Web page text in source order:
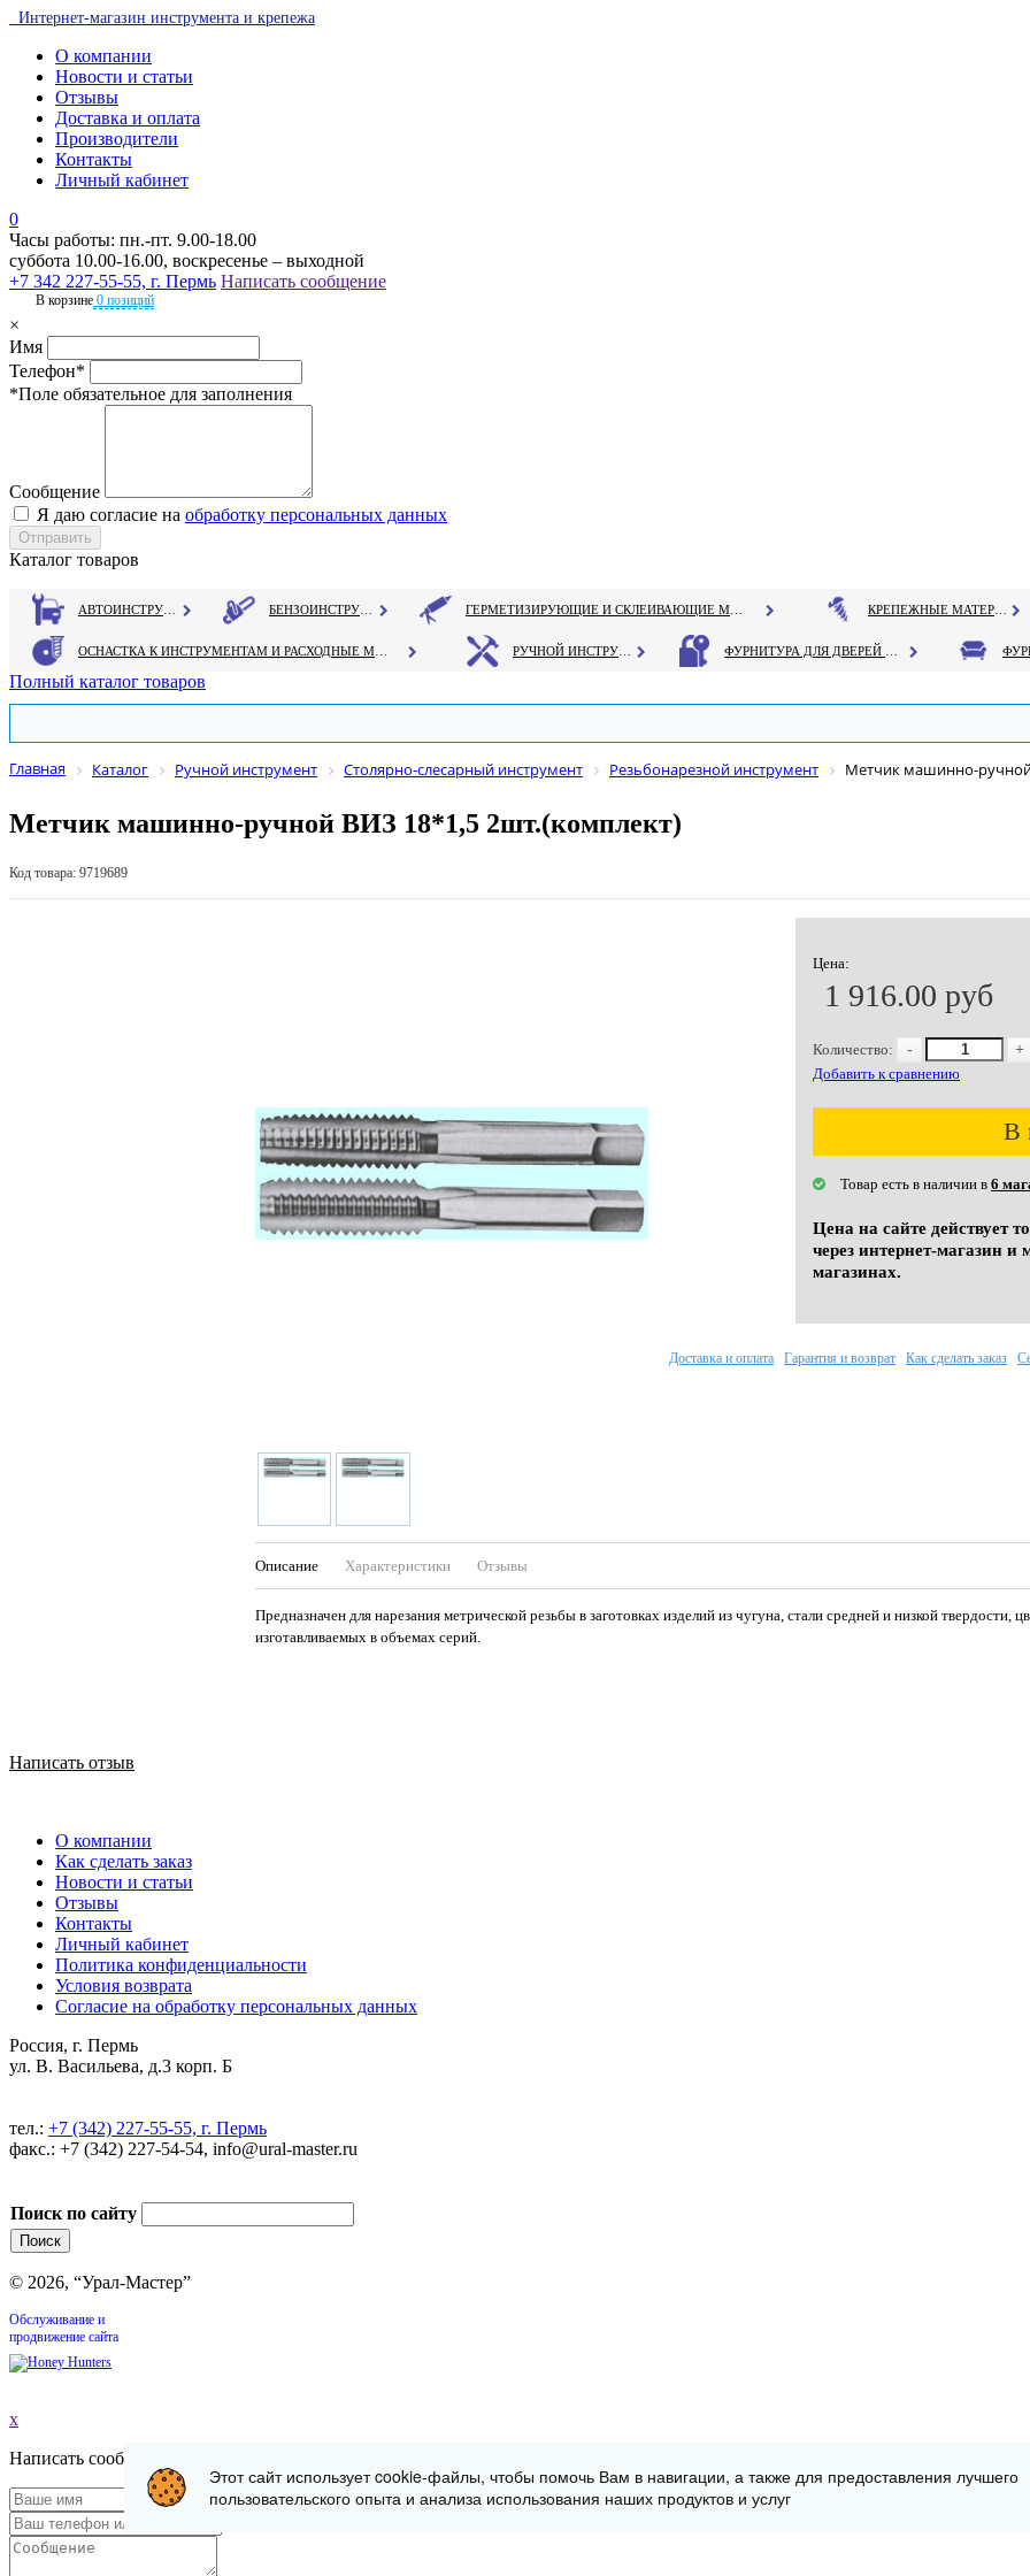
Интернет-магазин инструмента и крепежа
О компании
Новости и статьи
Отзывы
Доставка и оплата
Производители
Контакты
Личный кабинет
0
Часы работы: пн.-пт. 9.00-18.00
суббота 10.00-16.00, воскресенье – выходной
+7 342 227-55-55, г. Пермь Написать сообщение
В корзине 0 позиций
×
Имя
Телефон*
*Поле обязательное для заполнения
Сообщение
Я даю согласие на обработку персональных данных
Каталог товаров
Полный каталог товаров
Главная Каталог Ручной инструмент Столярно-слесарный инструмент Резьбонарезной инструмент Метчик машинно-
Метчик машинно-ручной ВИЗ 18*1,5 2шт.(комплект)
Код товара: 9719689
Цена:
1 916.00 руб
Количество: - +
Добавить к сравнению
В
Товар есть в наличии в 6
Цена на сайте действует
через интернет-магазин и
магазинах.
Описание Характеристики Отзывы
Предназначен для нарезания метрической резьбы в заготовках изделий из чугуна, стали средней и низкой твердости,
изготавливаемых в объемах серий.
Доставка и оплата Гарантия и возврат Как сделать заказ
Написать отзыв
О компании
Как сделать заказ
Новости и статьи
Отзывы
Контакты
Личный кабинет
Политика конфиденциальности
Условия возврата
Согласие на обработку персональных данных
Россия, г. Пермь
ул. В. Васильева, д.3 корп. Б
тел.: +7 (342) 227-55-55, г. Пермь
факс.: +7 (342) 227-54-54, info@ural-master.ru
Поиск по сайту
© 2026, “Урал-Мастер”
Обслуживание и
продвижение сайта
x
Написать сообщение
Этот сайт использует cookie-файлы, чтобы помочь Вам в навигации, а также для предоставления лучшего
пользовательского опыта и анализа использования наших продуктов и услуг